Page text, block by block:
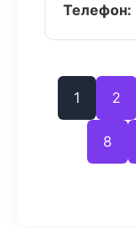
Телефон:
1 2
8